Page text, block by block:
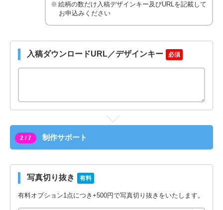
絵柄の数だけ入稿デザインキー及びURLを記載して
お申込みください
入稿ダウンロードURL／デザインキー 必須
2 / 7 制作サポート
写真切り抜き 有料
有料オプション1点につき+500円で写真切り抜きをいたします。